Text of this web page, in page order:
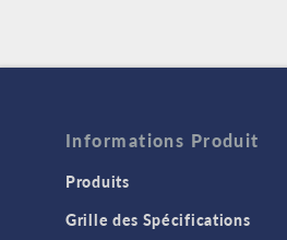
Informations Produit
Produits
Grille des Spécifications